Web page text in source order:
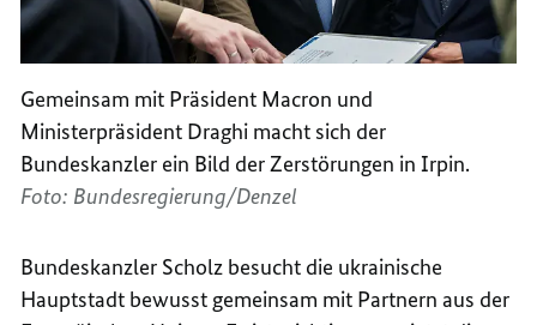
Gemeinsam mit Präsident Macron und
Ministerpräsident Draghi macht sich der
Bundeskanzler ein Bild der Zerstörungen in Irpin.
Foto: Bundesregierung/Denzel
Bundeskanzler Scholz besucht die ukrainische
Hauptstadt bewusst gemeinsam mit Partnern aus der